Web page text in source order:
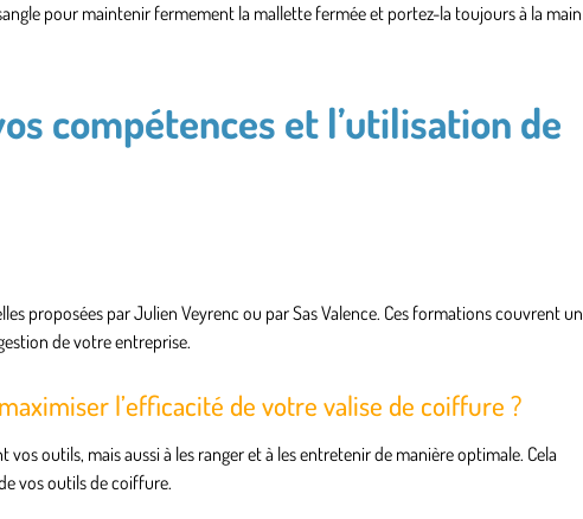
pour maintenir fermement la mallette fermée et portez-la toujours à la main
compétences et l’utilisation de
proposées par Julien Veyrenc ou par Sas Valence. Ces formations couvrent un
de votre entreprise.
l’efficacité de votre valise de coiffure ?
outils, mais aussi à les ranger et à les entretenir de manière optimale. Cela
vos outils de coiffure.